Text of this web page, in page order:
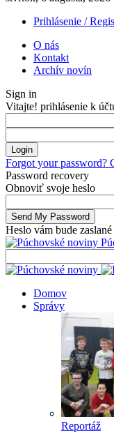
Prihlásenie /
O nás
Kontakt
Archív novín
Sign in
Vitajte! prihlásenie k
Forgot your password?
Password recovery
Obnoviť svoje heslo
Heslo vám bude
Domov
Správy
Reportáž